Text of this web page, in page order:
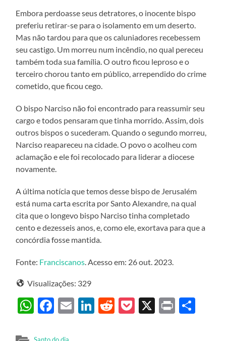
Embora perdoasse seus detratores, o inocente bispo
preferiu retirar-se para o isolamento em um deserto.
Mas não tardou para que os caluniadores recebessem
seu castigo. Um morreu num incêndio, no qual pereceu
também toda sua família. O outro ficou leproso e o
terceiro chorou tanto em público, arrependido do crime
cometido, que ficou cego.
O bispo Narciso não foi encontrado para reassumir seu
cargo e todos pensaram que tinha morrido. Assim, dois
outros bispos o sucederam. Quando o segundo morreu,
Narciso reapareceu na cidade. O povo o acolheu com
aclamação e ele foi recolocado para liderar a diocese
novamente.
A última notícia que temos desse bispo de Jerusalém
está numa carta escrita por Santo Alexandre, na qual
cita que o longevo bispo Narciso tinha completado
cento e dezesseis anos, e, como ele, exortava para que a
concórdia fosse mantida.
Fonte: Franciscanos . Acesso em: 26 out. 2023.
Visualizações: 329
WhatsApp
Facebook
EmailLinkedIn
Reddit
Pocket
X Print
Santo do dia